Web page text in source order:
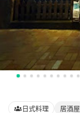
日式料理 居酒屋